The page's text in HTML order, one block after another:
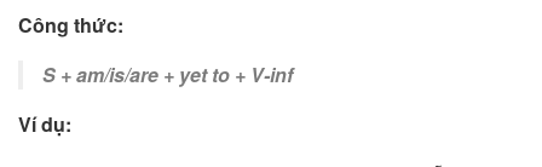
Công thức:
S + am/is/are + yet to + V-inf
Ví dụ: